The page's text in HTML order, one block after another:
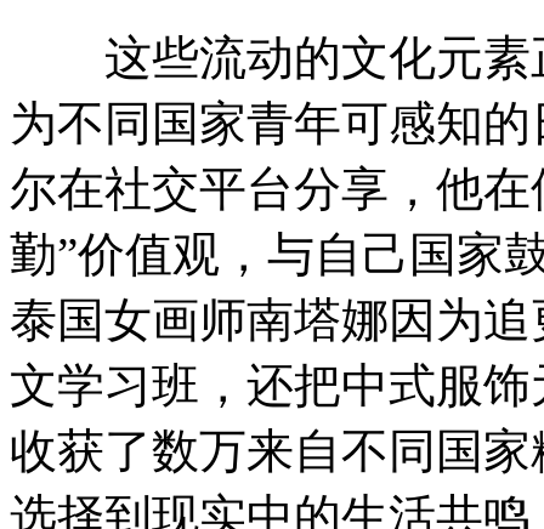
这些流动的文化元素
为不同国家青年可感知
尔在社交平台分享，他
勤”价值观，与自己国家
泰国女画师南塔娜因为
文学习班，还把中式服
收获了数万来自不同国
选择到现实中的生活共